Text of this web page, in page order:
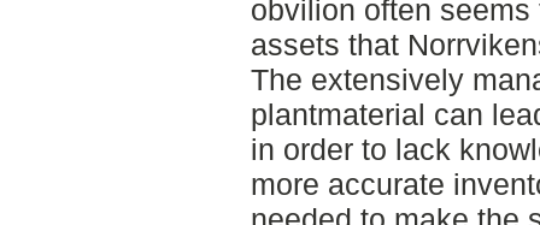
obvilion often
assets that
The extensively
plantmaterial can
in order to lack
more accurate